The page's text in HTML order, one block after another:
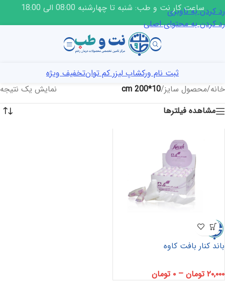
رد کردن به ناوبری
رد کردن به محتوای اصلی
ساعت کار نت و طب: شنبه تا چهارشنبه 08:00 الی 18:00
ثبت نام ورکشاپ لیزر کم توانتخفیف ویژه
خانه/محصول سایز/
10*200 cm
نمایش یک نتیجه
مشاهده فیلترها
باند کنار بافت کاوه
۲۰,۰۰۰ تومان – ۰ تومان